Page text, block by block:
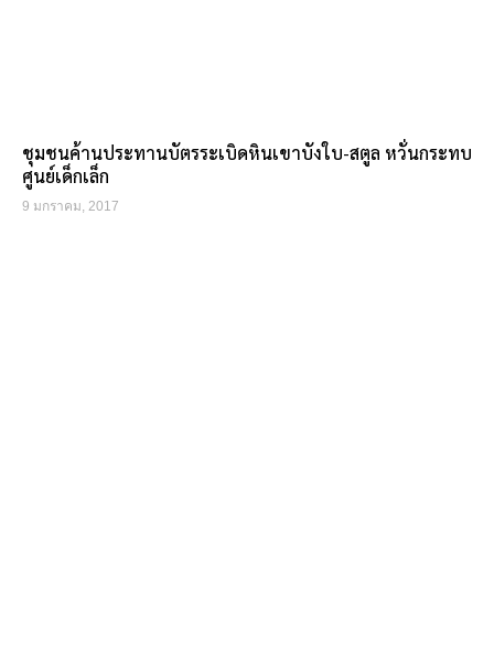
ชุมชนค้านประทานบัตรระเบิดหินเขาบังใบ-สตูล หวั่นกระทบ
ศูนย์เด็กเล็ก
9 มกราคม, 2017